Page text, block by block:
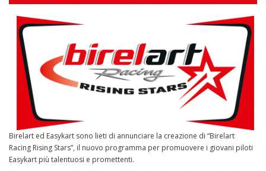
Birelart ed Easykart sono lieti di annunciare la creazione di “Birelart
Racing Rising Stars”, il nuovo programma per promuovere i giovani piloti
Easykart più talentuosi e promettenti.